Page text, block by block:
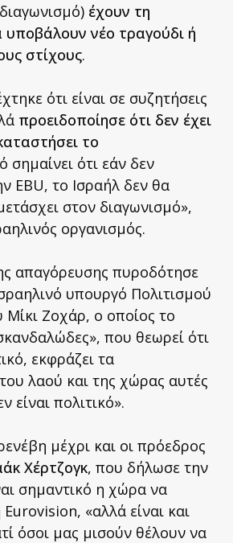
έχουν τη
νέο τραγούδι ή
στίχους.
ότι είναι σε συζητήσεις
προειδοποίησε ότι δεν έχει
το
σημαίνει ότι εάν δεν
EBU, το Ισραήλ δεν θα
στον διαγωνισμό»,
οργανισμός.
απαγόρευσης πυροδότησε
υπουργό Πολιτισμού
Μίκι Ζοχάρ, ο οποίος το
που θεωρεί ότι
εκφράζει τα
λαού και της χώρας αυτές
είναι πολιτικό».
μέχρι και οι πρόεδρος
Χέρτζογκ, που δήλωσε την
σημαντικό η χώρα να
«αλλά είναι και
όσοι μας μισούν θέλουν να